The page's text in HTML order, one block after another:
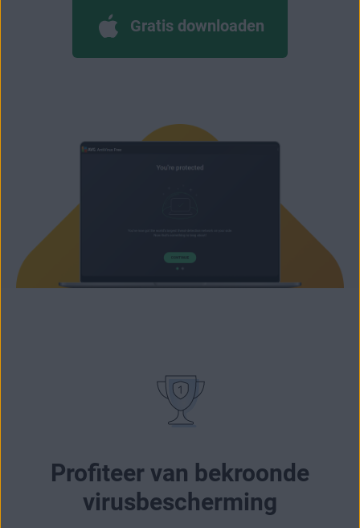
Gratis downloaden
Profiteer van bekroonde
virusbescherming